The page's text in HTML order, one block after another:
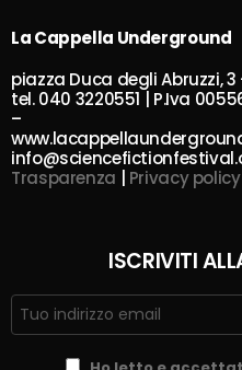
La Cappella Underground
piazza Duca degli Abruzzi, 3
tel. 040 3220551 | P.Iva
–
Trasparenza | Privacy policy
ISCRIVITI